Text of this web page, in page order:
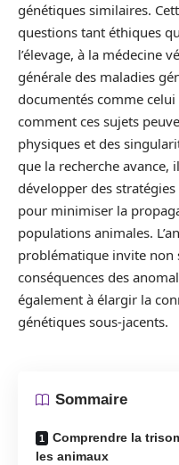
génétiques similaires.
questions tant éthiques
l’élevage, à la médecine
générale des maladies
documentés comme
comment ces sujets
physiques et des
que la recherche
développer des
pour minimiser la
populations animales.
problématique invite non
conséquences des
également à élargir la
génétiques sous-jacents.
Sommaire
Comprendre la
les animaux